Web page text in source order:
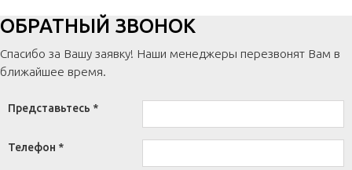
ОБРАТНЫЙ ЗВОНОК
Спасибо за Вашу заявку! Наши менеджеры перезвонят Вам в
ближайшее время.
Представьтесь *
Телефон *